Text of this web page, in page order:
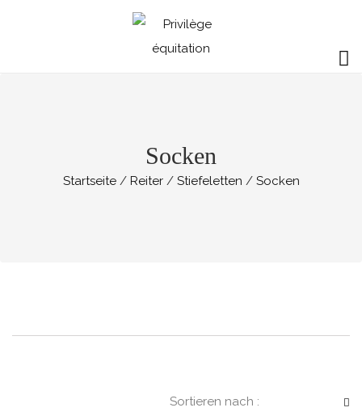
Socken
Startseite Reiter Stiefeletten Socken
Sortieren nach :